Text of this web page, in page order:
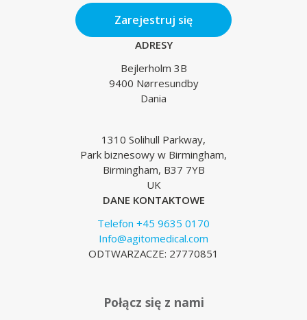
Zarejestruj się
ADRESY
Bejlerholm 3B
9400 Nørresundby
Dania
1310 Solihull Parkway,
Park biznesowy w Birmingham,
Birmingham, B37 7YB
UK
DANE KONTAKTOWE
Telefon +45 9635 0170
Info@agitomedical.com
ODTWARZACZE: 27770851
Połącz się z nami